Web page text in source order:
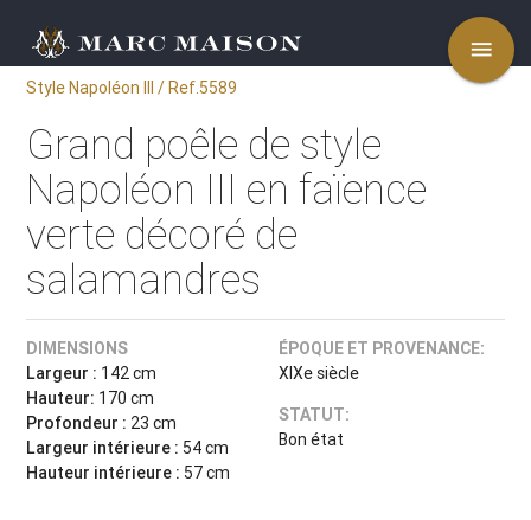
menu
Style Napoléon III / Ref.5589
Grand poêle de style
Napoléon III en faïence
verte décoré de
salamandres
DIMENSIONS
Largeur : 142 cm
Hauteur: 170 cm
Profondeur : 23 cm
Largeur intérieure : 54 cm
Hauteur intérieure : 57 cm
ÉPOQUE ET PROVENANCE:
XIXe siècle
STATUT:
Bon état